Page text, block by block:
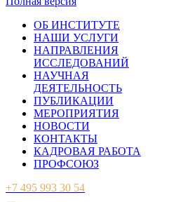
ОБ ИНСТИТУТЕ
НАШИ УСЛУГИ
НАПРАВЛЕНИЯ
ИССЛЕДОВАНИЙ
НАУЧНАЯ
ДЕЯТЕЛЬНОСТЬ
ПУБЛИКАЦИИ
МЕРОПРИЯТИЯ
НОВОСТИ
КОНТАКТЫ
КАДРОВАЯ РАБОТА
ПРОФСОЮЗ
+7 495 993 30 54